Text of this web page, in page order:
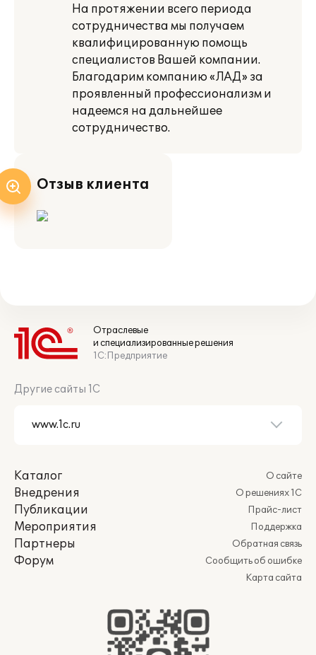
На протяжении всего периода
сотрудничества мы получаем
квалифицированную помощь
специалистов Вашей компании.
Благодарим компанию «ЛАД» за
проявленный профессионализм и
надеемся на дальнейшее
сотрудничество.
Отзыв клиента
Отраслевые
и специализированные решения
1С:Предприятие
Другие сайты 1С
Каталог
Внедрения
Публикации
Мероприятия
Партнеры
Форум
О сайте
О решениях 1С
Прайс-лист
Поддержка
Обратная связь
Сообщить об ошибке
Карта сайта